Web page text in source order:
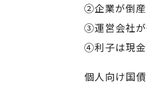
②企業が倒産
③運営会社が
④利子は現金
個人向け国